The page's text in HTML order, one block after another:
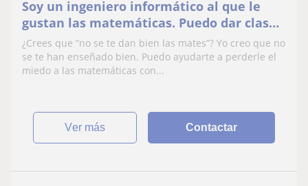
Soy un ingeniero informático al que le
gustan las matemáticas. Puedo dar clase
para ESO o Bachiller, tanto online como
presencial.
¿Crees que “no se te dan bien las mates”? Yo creo que no
se te han enseñado bien. Puedo ayudarte a perderle el
miedo a las matemáticas con...
ver más Contactar